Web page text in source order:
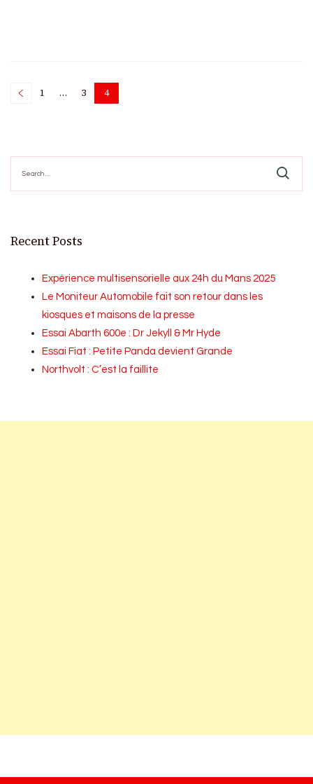
Posts
Page
1 … Page
3 Page
4
for:
Recent Posts
Expérience multisensorielle aux 24h du Mans 2025
Le Moniteur Automobile fait son retour dans les
kiosques et maisons de la presse
Essai Abarth 600e : Dr Jekyll & Mr Hyde
Essai Fiat : Petite Panda devient Grande
Northvolt : C’est la faillite